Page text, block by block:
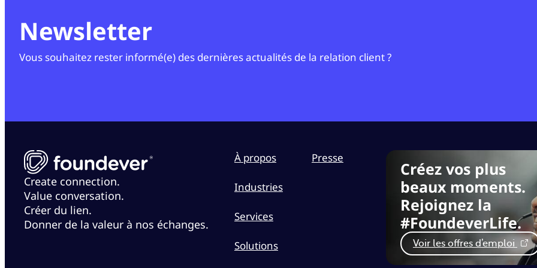
Newsletter
Vous souhaitez rester informé(e) des dernières actualités de la relation client ?
Create connection.
Value conversation.
Créer du lien.
Donner de la valeur à nos échanges.
À propos
Industries
Services
Solutions
Presse
Créez vos plus
beaux moments.
Rejoignez la
#FoundeverLife.
Voir les offres d’emploi